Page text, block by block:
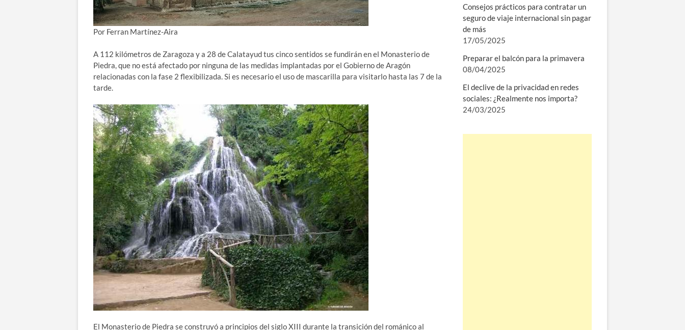
Por Ferran Martínez-Aira
A 112 kilómetros de Zaragoza y a 28 de Calatayud tus cinco sentidos se fundirán en el Monasterio de
Piedra, que no está afectado por ninguna de las medidas implantadas por el Gobierno de Aragón
relacionadas con la fase 2 flexibilizada. Si es necesario el uso de mascarilla para visitarlo hasta las 7 de la
tarde.
El Monasterio de Piedra se construyó a principios del siglo XIII durante la transición del románico al
Consejos prácticos para contratar un
seguro de viaje internacional sin pagar
de más
17/05/2025
Preparar el balcón para la primavera
08/04/2025
El declive de la privacidad en redes
sociales: ¿Realmente nos importa?
24/03/2025